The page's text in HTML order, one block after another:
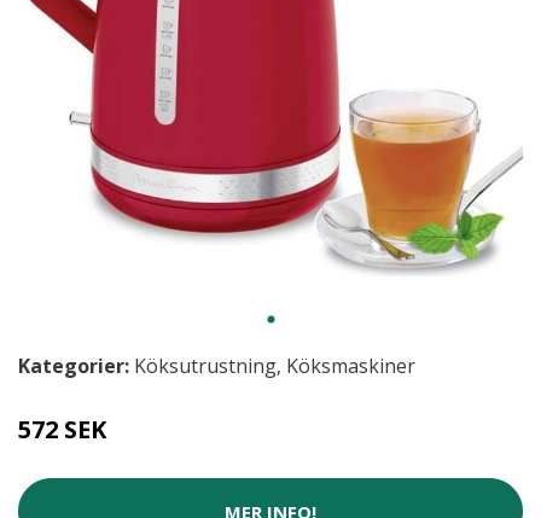
Kategorier: Köksutrustning, Köksmaskiner
572 SEK
MER INFO!